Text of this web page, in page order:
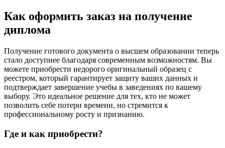
Как оформить заказ на получение
диплома
Получение готового документа о высшем образовании теперь
стало доступнее благодаря современным возможностям. Вы
можете приобрести недорого оригинальный образец с
реестром, который гарантирует защиту ваших данных и
подтверждает завершение учебы в заведениях по вашему
выбору. Это идеальное решение для тех, кто не может
позволить себе потери времени, но стремится к
профессиональному росту и признанию.
Где и как приобрести?